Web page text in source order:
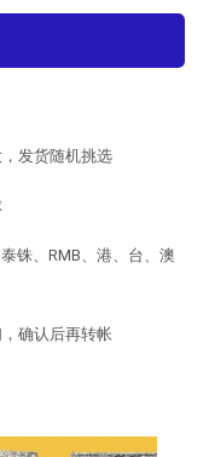
发货随机挑选
铢、RMB、港、台、澳
确认后再转帐